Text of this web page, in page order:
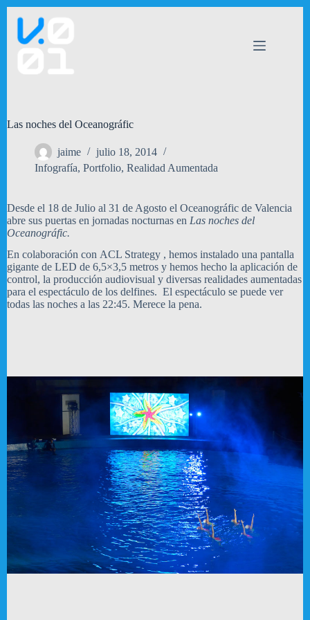
contenido
Las noches del Oceanográfic
jaime
julio 18, 2014
Infografía, Portfolio, Realidad Aumentada
Desde el 18 de Julio al 31 de Agosto el Oceanográfic de Valencia
abre sus puertas en jornadas nocturnas en Las noches del
Oceanográfic.
En colaboración con ACL Strategy , hemos instalado una pantalla
gigante de LED de 6,5×3,5 metros y hemos hecho la aplicación de
control, la producción audiovisual y diversas realidades aumentadas
para el espectáculo de los delfines. El espectáculo se puede ver
todas las noches a las 22:45. Merece la pena.